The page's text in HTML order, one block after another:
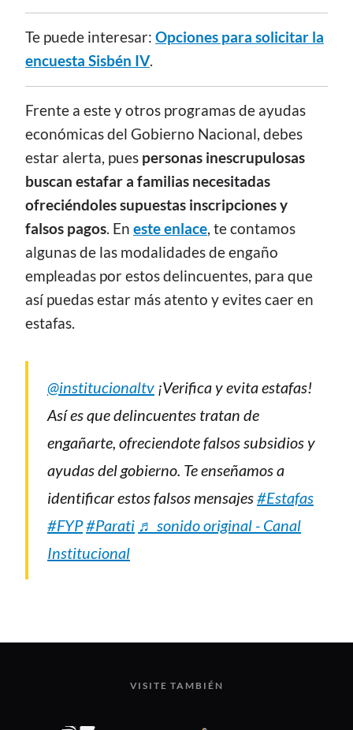
Te puede interesar: Opciones para solicitar la
encuesta Sisbén IV.
Frente a este y otros programas de ayudas
económicas del Gobierno Nacional, debes
estar alerta, pues personas inescrupulosas
buscan estafar a familias necesitadas
ofreciéndoles supuestas inscripciones y
falsos pagos. En este enlace, te contamos
algunas de las modalidades de engaño
empleadas por estos delincuentes, para que
así puedas estar más atento y evites caer en
estafas.
@institucionaltv ¡Verifica y evita estafas!
Así es que delincuentes tratan de
engañarte, ofreciendote falsos subsidios y
ayudas del gobierno. Te enseñamos a
identificar estos falsos mensajes#Estafas
#FYP#Parati ♬ sonido original - Canal
Institucional
VISITE TAMBIÉN